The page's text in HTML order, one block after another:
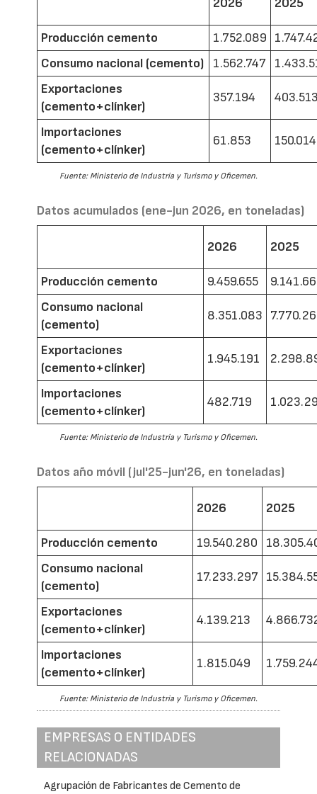
2026 2025
Producción cemento 1.752.089
Consumo nacional (cemento)
1.562.747
Exportaciones
(cemento+clínker)
357.194
Importaciones
(cemento+clínker)
61.853 150.014
Fuente: Ministerio de Industria y Turismo y Oficemen.
Datos acumulados (ene-jun 2026, en toneladas)
2026 2025
Producción cemento 9.459.655
Consumo nacional
(cemento)
8.351.083
Exportaciones
(cemento+clínker)
1.945.191
Importaciones
(cemento+clínker)
482.719
Fuente: Ministerio de Industria y Turismo y Oficemen.
Datos año móvil (jul'25-jun'26, en toneladas)
2026 2025
Producción cemento 19.540.280
Consumo nacional
(cemento)
17.233.297
Exportaciones
(cemento+clínker)
4.139.213
Importaciones
(cemento+clínker)
1.815.049
Fuente: Ministerio de Industria y Turismo y Oficemen.
EMPRESAS O ENTIDADES
RELACIONADAS
Agrupación de Fabricantes de Cemento de